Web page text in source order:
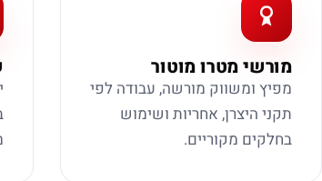
מורשי מטרו מוטור
מפיץ ומשווק מורשה, עבודה לפי
תקני היצרן, אחריות ושימוש
בחלקים מקוריים.